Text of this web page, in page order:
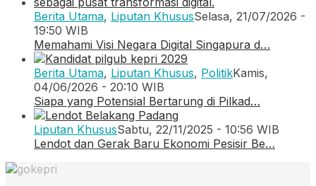
Berita Utama, Liputan KhususSelasa, 21/07/2026 -
19:50 WIB
Memahami Visi Negara Digital Singapura d…
Berita Utama, Liputan Khusus, PolitikKamis,
04/06/2026 - 20:10 WIB
Siapa yang Potensial Bertarung di Pilkad…
Liputan KhususSabtu, 22/11/2025 - 10:56 WIB
Lendot dan Gerak Baru Ekonomi Pesisir Be…